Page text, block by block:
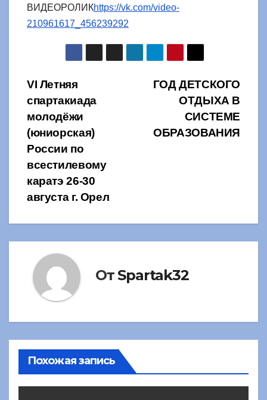
ВИДЕОРОЛИКhttps://vk.com/video-
210961617_456239292
Навигация
по
записям
ГОД ДЕТСКОГО
ОТДЫХА В
СИСТЕМЕ
ОБРАЗОВАНИЯ
VI Летняя
спартакиада
молодёжи
(юниорская)
России по
всестилевому
каратэ 26-30
августа г. Орел
От Spartak32
Похожая запись